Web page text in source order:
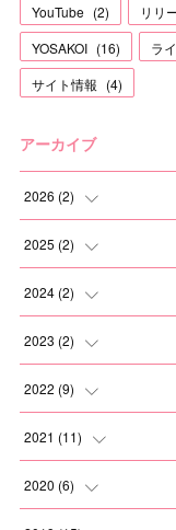
YouTube (2) リリ
YOSAKOI (16) ラ
サイト情報 (4)
アーカイブ
2026 (2)
( )
( )
2025 (2)
( )
( )
2024 (2)
( )
( )
2023 (2)
( )
(1
2022 (9)
(1
( )
2021 (11)
( )
2020 (6)